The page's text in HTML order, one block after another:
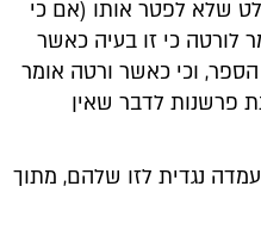
שלא לפטר אותו (אם כי
לורטה כי זו בעיה כאשר
וכי כאשר ורטה אומר
פרשנות לדבר שאין
נגדית לזו שלהם, מתוך